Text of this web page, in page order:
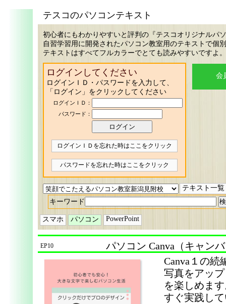
テスコのパソコンテキスト
初心者にもわかりやすいと評判の『テスコオリジナルパ
自習学習用に開発されたパソコン教室用のテキストで個
テキストはすべてフルカラーでとても読みやすいですよ。
ログインしてください
ログインＩＤ・パスワードを入力して、
「ログイン」をクリックしてください
ログインＩＤ：
パスワード：
ログインＩＤを忘れた時はここをクリック
パスワードを忘れた時はここをクリック
会
テキスト一覧
キーワード
スマホ パソコン PowerPoint
EP10 パソコン Canva（キャン
Canva１の続
写真をアッ
を楽しめま
すぐ実践し